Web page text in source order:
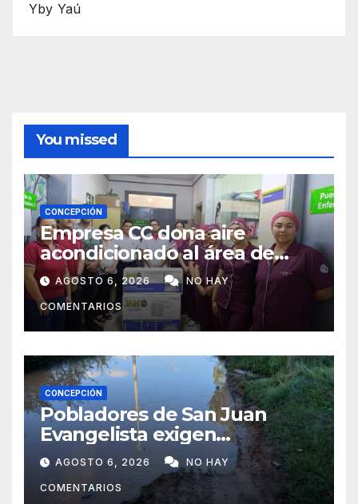
Yby Yaú
You missed
CONCEPCIÓN
Empresa CC dona aire
acondicionado al área de
maternidad del IPS de
Concepción
AGOSTO 6, 2026 NO HAY
COMENTARIOS
CONCEPCIÓN
Pobladores de San Juan
Evangelista exigen
reparación urgente de
caminos vecinales
AGOSTO 6, 2026 NO HAY
COMENTARIOS